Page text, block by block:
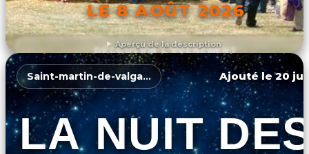
Aperçu de la description
LE 8 AOÛT 2026
DÉCOUVRIR L'ÉVÉNEMENT
Saint-martin-de-valgalgues Ajouté le 20
LA NUIT